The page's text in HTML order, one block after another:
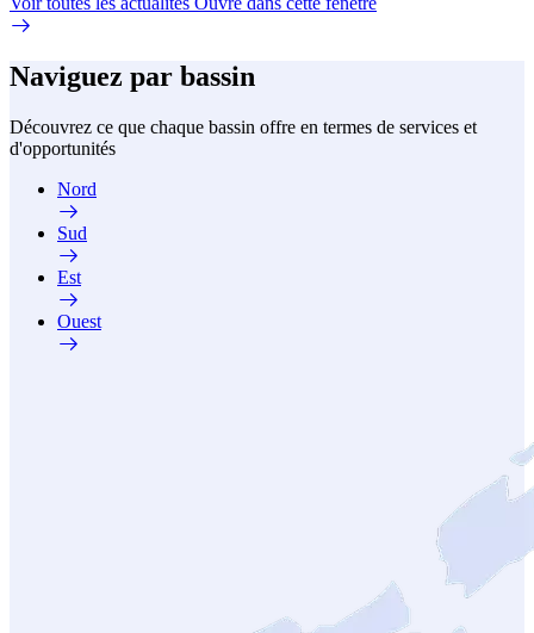
Naviguez par bassin
Découvrez ce que chaque bassin offre en termes de services et
d'opportunités
Nord
Sud
Est
Ouest